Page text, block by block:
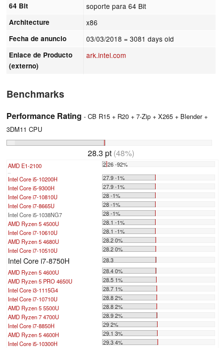
64 Bit soporte para 64 Bit
Architecture x86
Fecha de anuncio 03/03/2018 = 3081 days old
Enlace de Producto
(externo)
ark.intel.com
Benchmarks
Performance Rating - CB R15 + R20 + 7-Zip + X265 + Blender +
3DM11 CPU
28.3 pt (48%)
AMD E1-2100 2.26 -92%
Intel Core i5-10200H
27.9 -1%
Intel Core i5-9300H
27.9 -1%
Intel Core i7-10810U
28 -1%
Intel Core i7-8665U
28 -1%
Intel Core i5-1038NG7
28 -1%
AMD Ryzen 5 4500U
28.1 -1%
Intel Core i7-10610U
28.1 -1%
AMD Ryzen 5 4680U
28.2 0%
Intel Core i7-10510U
28.2 0%
Intel Core i7-8750H
28.3
AMD Ryzen 5 4600U
28.4 0%
AMD Ryzen 5 PRO 4650U
28.5 1%
Intel Core i3-1115G4
28.7 1%
Intel Core i7-10710U
28.8 2%
AMD Ryzen 5 5500U
28.8 2%
AMD Ryzen 7 4700U
28.9 2%
Intel Core i7-8850H
29 2%
AMD Ryzen 5 4600H
29.1 3%
Intel Core i5-10300H
29.3 4%